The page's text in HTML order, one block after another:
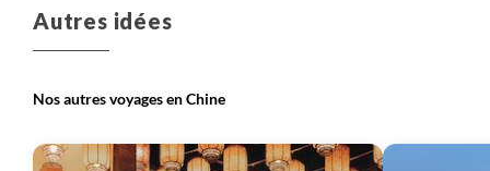
Autres idées
Nos autres voyages en Chine